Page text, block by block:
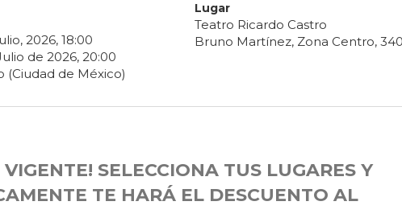
, 2026, 18:00
de 2026, 20:00
(Ciudad de México)
Lugar
Teatro Ricardo Castro
Bruno Martínez, Zona Centro,
SELECCIONA TUS LUGARES Y
TE HARÁ EL DESCUENTO AL